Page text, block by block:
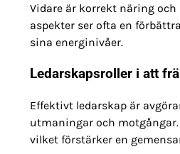
Vidare är korrekt näring
aspekter ser ofta en
sina energinivåer.
Ledarskapsroller i att
Effektivt ledarskap är
utmaningar och
vilket förstärker en